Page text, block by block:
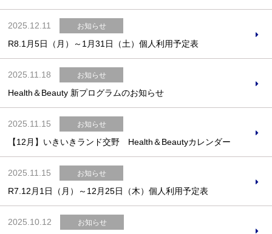
2025.12.11 お知らせ
R8.1月5日（月）～1月31日（土）個人利用予定表
2025.11.18 お知らせ
Health＆Beauty 新プログラムのお知らせ
2025.11.15 お知らせ
【12月】いきいきランド交野 Health＆Beautyカレンダー
2025.11.15 お知らせ
R7.12月1日（月）～12月25日（木）個人利用予定表
2025.10.12 お知らせ